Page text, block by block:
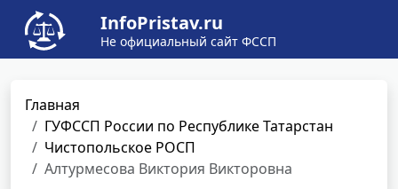
InfoPristav.ru
Не официальный сайт ФССП
Главная
ГУФССП России по Республике Татарстан
Чистопольское РОСП
Алтурмесова Виктория Викторовна